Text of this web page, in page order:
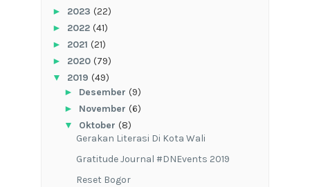
► 2023 (22)
► 2022 (41)
► 2021 (21)
► 2020 (79)
▼ 2019 (49)
► Desember (9)
► November (6)
▼ Oktober (8)
Gerakan Literasi Di Kota Wali
Gratitude Journal #DNEvents 2019
Reset Bogor